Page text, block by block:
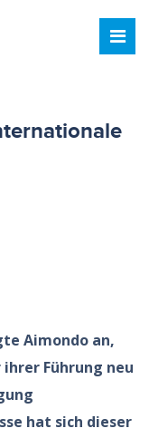
Aimondo an,
Führung neu
hat sich dieser